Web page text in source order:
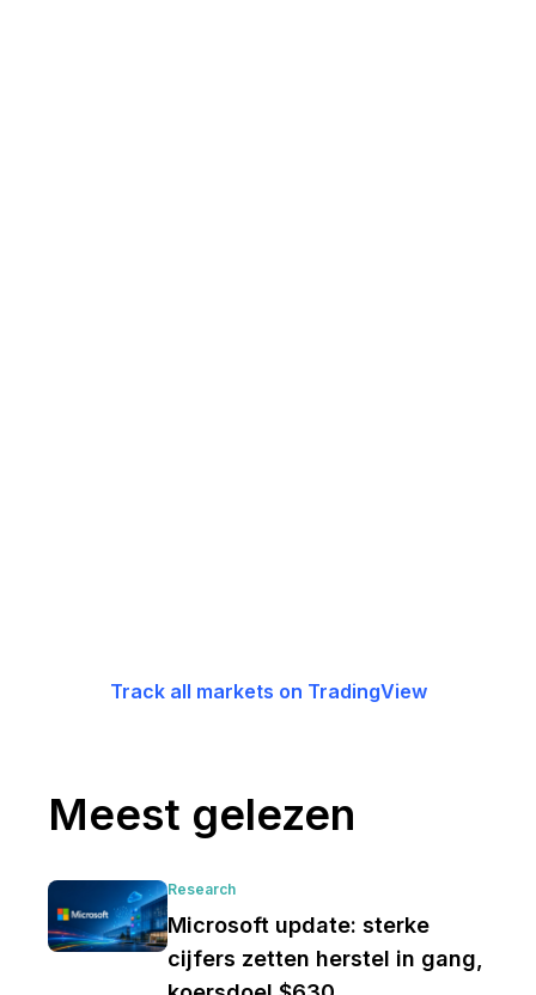
Track all markets on TradingView
Meest gelezen
Research
Microsoft update: sterke
cijfers zetten herstel in gang,